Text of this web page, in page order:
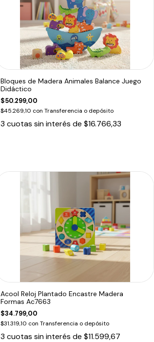
Bloques de Madera Animales Balance Juego
Didáctico
$50.299,00
$45.269,10 con Transferencia o depósito
3 cuotas sin interés de$16.766,33
Acool Reloj Plantado Encastre Madera
Formas Ac7663
$34.799,00
$31.319,10 con Transferencia o depósito
3 cuotas sin interés de$11.599,67